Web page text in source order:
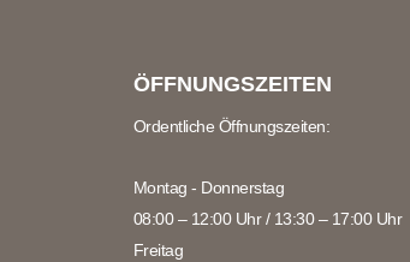
ÖFFNUNGSZEITEN
Ordentliche Öffnungszeiten:
Montag - Donnerstag
08:00 – 12:00 Uhr / 13:30 – 17:00 Uhr
Freitag